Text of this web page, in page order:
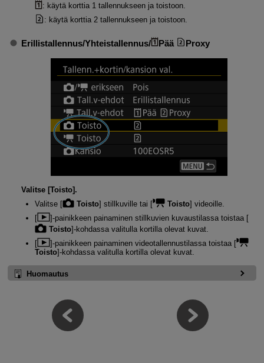
: käytä korttia 1 tallennukseen ja toistoon.
: käytä korttia 2 tallennukseen ja toistoon.
Erillistallennus/Yhteistallennus/ Pää Proxy
Valitse [Toisto].
Valitse [
Toisto] stillkuville tai [ Toisto] videoille.
[
]-painikkeen painaminen stillkuvien kuvaustilassa toistaa [
Toisto]-kohdassa valitulla kortilla olevat kuvat.
[
]-painikkeen painaminen videotallennustilassa toistaa [
Toisto]-kohdassa valitulla kortilla olevat kuvat.
Huomautus